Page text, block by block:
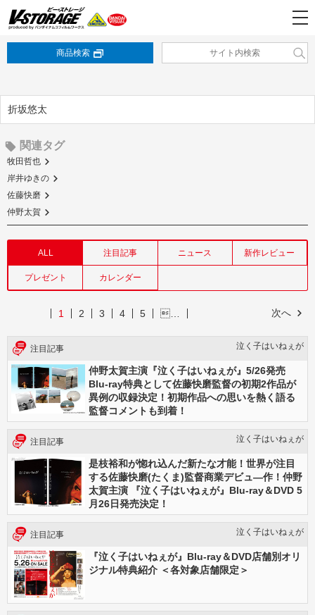
商品検索
折坂悠太
関連タグ
牧田哲也
岸井ゆきの
佐藤快磨
仲野太賀
ALL 注目記事 ニュース 新作レビュー
プレゼント カレンダー
次へ
1 2 3 4 5 …
注目記事 泣く子はいねぇが
仲野太賀主演『泣く子はいねぇが』5/26発売
Blu-ray特典として佐藤快磨監督の初期2作品が
異例の収録決定！初期作品への思いを熱く語る
監督コメントも到着！
注目記事 泣く子はいねぇが
是枝裕和が惚れ込んだ新たな才能！世界が注目
する佐藤快磨(たくま)監督商業デビュ―作！仲野
太賀主演 『泣く子はいねぇが』Blu-ray＆DVD 5
月26日発売決定！
注目記事 泣く子はいねぇが
『泣く子はいねぇが』Blu-ray＆DVD店舗別オリ
ジナル特典紹介 ＜各対象店舗限定＞